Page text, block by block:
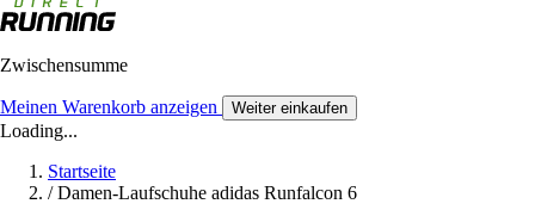
Zwischensumme
Meinen Warenkorb anzeigen Weiter einkaufen
Loading...
Startseite
/ Damen-Laufschuhe adidas Runfalcon 6